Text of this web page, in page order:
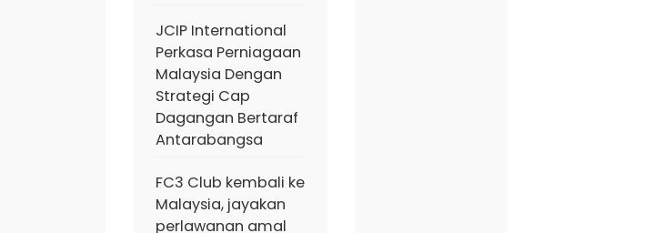
JCIP International
Perkasa Perniagaan
Malaysia Dengan
Strategi Cap
Dagangan Bertaraf
Antarabangsa
FC3 Club kembali ke
Malaysia, jayakan
perlawanan amal